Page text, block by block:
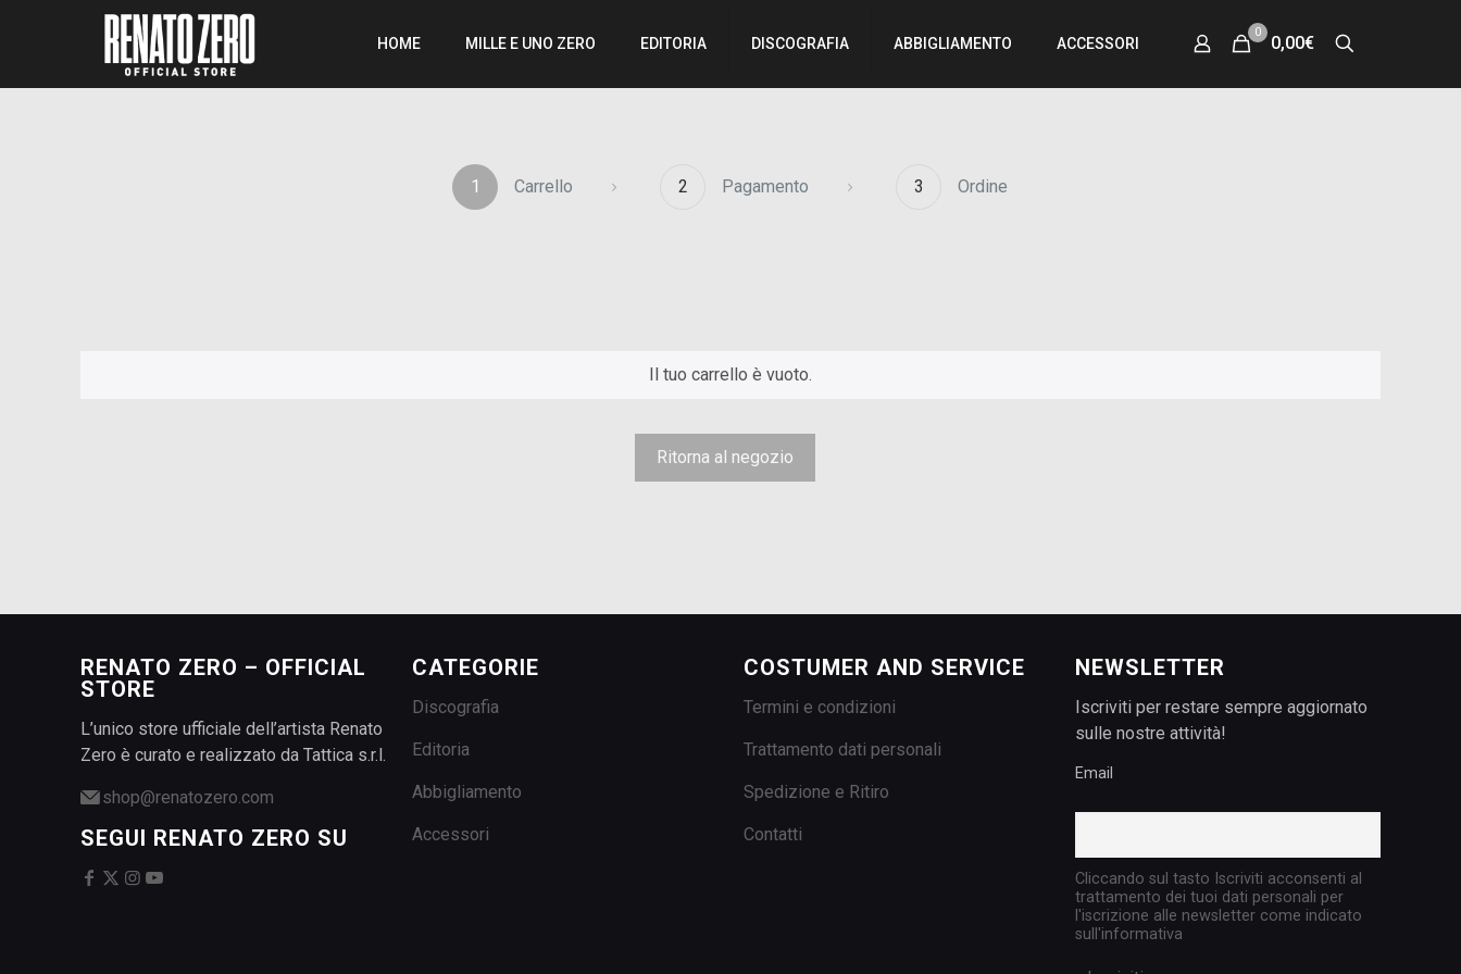
HOME MILLE E UNO ZERO EDITORIA DISCOGRAFIA ABBIGLIAMENTO ACCESSORI
0
0,00€
1 Carrello 2 Pagamento 3 Ordine
Il tuo carrello è vuoto.
Ritorna al negozio
RENATO ZERO – OFFICIAL
STORE
L’unico store ufficiale dell’artista Renato
Zero è curato e realizzato da Tattica s.r.l.
shop@renatozero.com
SEGUI RENATO ZERO SU
CATEGORIE
Discografia
Editoria
Abbigliamento
Accessori
COSTUMER AND SERVICE
Termini e condizioni
Trattamento dati personali
Spedizione e Ritiro
Contatti
NEWSLETTER
Iscriviti per restare sempre aggiornato
sulle nostre attività!
Email
Cliccando sul tasto Iscriviti acconsenti al
trattamento dei tuoi dati personali per
l'iscrizione alle newsletter come indicato
sull'informativa